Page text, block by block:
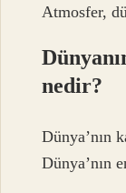
Atmosfer,
nedir?
Dünya’nın
Dünya’nın